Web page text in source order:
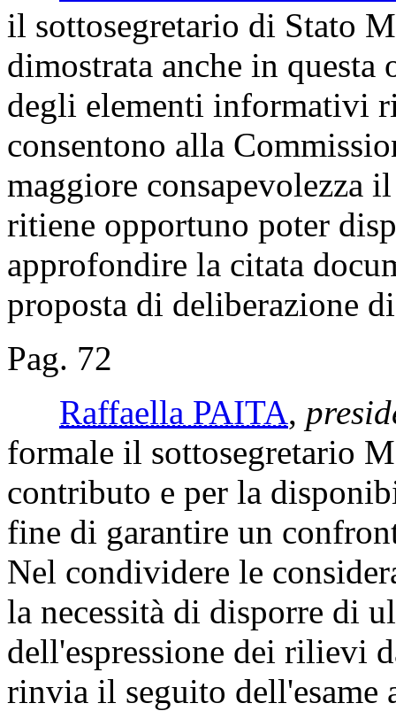
il sottosegretario di Stato
dimostrata anche in questa
degli elementi informativi
consentono alla
maggiore consapevolezza
ritiene opportuno poter
approfondire la citata
proposta di deliberazione
Pag. 72
Raffaella PAITA,
formale il sottosegretario
contributo e per la
fine di garantire un
Nel condividere le
la necessità di disporre di
dell'espressione dei rilievi
rinvia il seguito dell'esame